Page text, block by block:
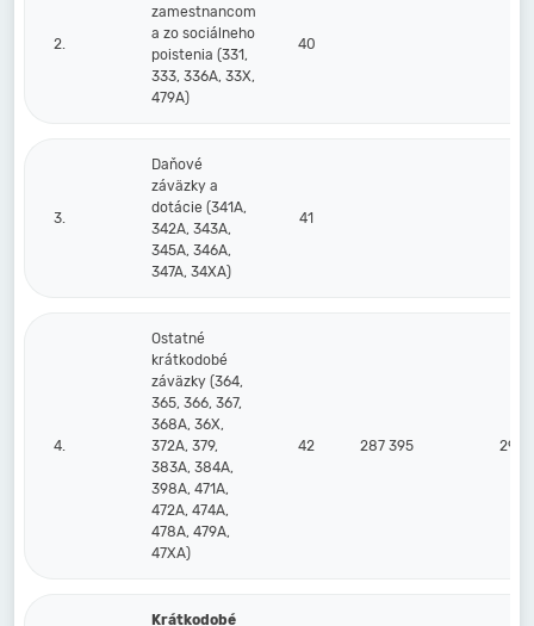
2.
zamestnancom
a zo sociálneho
poistenia (331,
333, 336A, 33X,
479A)
40
3.
Daňové
záväzky a
dotácie (341A,
342A, 343A,
345A, 346A,
347A, 34XA)
41
4.
Ostatné
krátkodobé
záväzky (364,
365, 366, 367,
368A, 36X,
372A, 379,
383A, 384A,
398A, 471A,
472A, 474A,
478A, 479A,
47XA)
42 287 395 297
Krátkodobé